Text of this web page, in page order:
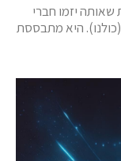
יזמו חברי
היא מתבססת